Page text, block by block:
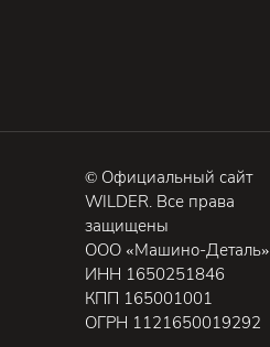
© Официальный сайт
WILDER. Все права
защищены
ООО «Машино-Деталь»
ИНН 1650251846
КПП 165001001
ОГРН 1121650019292